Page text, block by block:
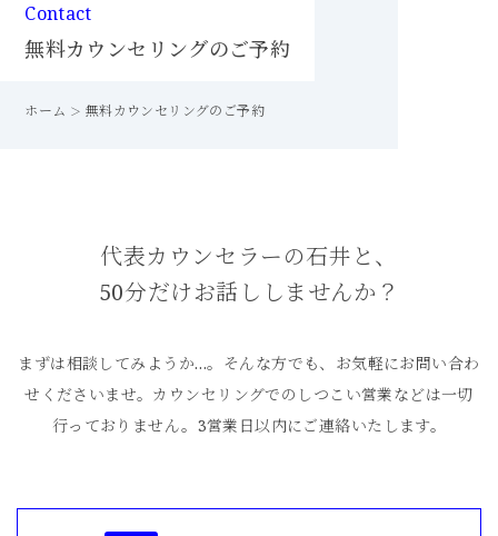
Contact
無料カウンセリングのご予約
ホーム ＞ 無料カウンセリングのご予約
代表カウンセラーの石井と、
50分だけお話ししませんか？
まずは相談してみようか…。 そんな方でも、お気軽にお問い合わ
せくださいませ。 カウンセリングでのしつこい営業などは一切
行っておりません。 3営業日以内にご連絡いたします。